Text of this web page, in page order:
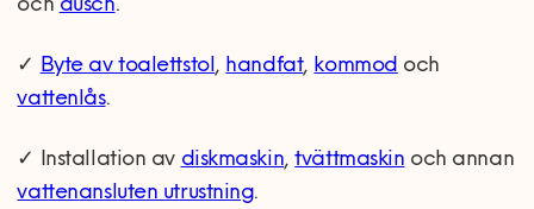
och dusch.
✓ Byte av toalettstol, handfat, kommod och
vattenlås.
✓ Installation av diskmaskin,tvättmaskin och annan
vattenansluten utrustning.